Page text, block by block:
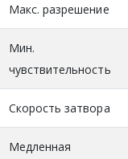
Макс. разрешение
Мин.
чувствительность
Скорость затвора
Медленная